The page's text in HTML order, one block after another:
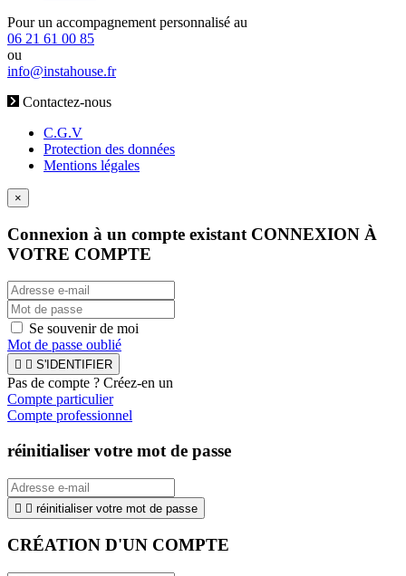
Pour un accompagnement personnalisé au
06 21 61 00 85
ou
info@instahouse.fr
Contactez-nous
C.G.V
Protection des données
Mentions légales
×
Connexion à un compte existant CONNEXION À
VOTRE COMPTE
Se souvenir de moi
Mot de passe oublié
  S'IDENTIFIER
Pas de compte ? Créez-en un
Compte particulier
Compte professionnel
réinitialiser votre mot de passe
  réinitialiser votre mot de passe
CRÉATION D'UN COMPTE